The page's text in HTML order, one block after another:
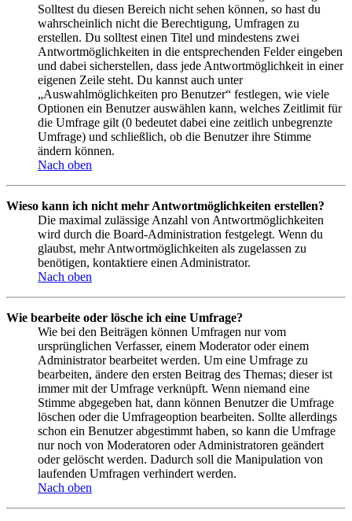
Solltest du diesen Bereich nicht sehen können, so hast du
wahrscheinlich nicht die Berechtigung, Umfragen zu
erstellen. Du solltest einen Titel und mindestens zwei
Antwortmöglichkeiten in die entsprechenden Felder eingeben
und dabei sicherstellen, dass jede Antwortmöglichkeit in einer
eigenen Zeile steht. Du kannst auch unter
„Auswahlmöglichkeiten pro Benutzer“ festlegen, wie viele
Optionen ein Benutzer auswählen kann, welches Zeitlimit für
die Umfrage gilt (0 bedeutet dabei eine zeitlich unbegrenzte
Umfrage) und schließlich, ob die Benutzer ihre Stimme
ändern können.
Nach oben
Wieso kann ich nicht mehr Antwortmöglichkeiten erstellen?
Die maximal zulässige Anzahl von Antwortmöglichkeiten
wird durch die Board-Administration festgelegt. Wenn du
glaubst, mehr Antwortmöglichkeiten als zugelassen zu
benötigen, kontaktiere einen Administrator.
Nach oben
Wie bearbeite oder lösche ich eine Umfrage?
Wie bei den Beiträgen können Umfragen nur vom
ursprünglichen Verfasser, einem Moderator oder einem
Administrator bearbeitet werden. Um eine Umfrage zu
bearbeiten, ändere den ersten Beitrag des Themas; dieser ist
immer mit der Umfrage verknüpft. Wenn niemand eine
Stimme abgegeben hat, dann können Benutzer die Umfrage
löschen oder die Umfrageoption bearbeiten. Sollte allerdings
schon ein Benutzer abgestimmt haben, so kann die Umfrage
nur noch von Moderatoren oder Administratoren geändert
oder gelöscht werden. Dadurch soll die Manipulation von
laufenden Umfragen verhindert werden.
Nach oben